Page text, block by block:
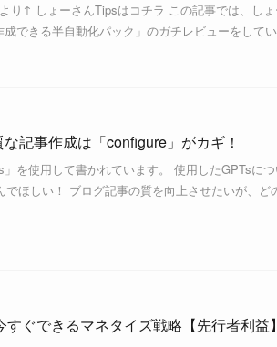
り↑ しょーさんTipsはコチラ この記事では、し
成できる半自動化パック」のガチレビューをして
な記事作成は「configure」がカギ！
を使用して書かれています。 使用したGPTsに
ほしい！ ブログ記事の質を向上させたいが、ど
ぐできるマネタイズ戦略【先行者利益】